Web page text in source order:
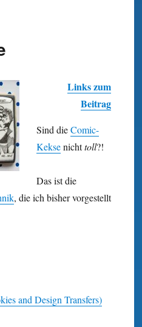
Links zum
Beitrag
Sind dieComic-
Keksenichttoll?!
Das ist die
, die ich bisher vorgestellt
and Design Transfers)